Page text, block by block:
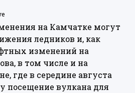
на Камчатке могут
ледников и, как
изменений на
в том числе и на
где в середине августа
посещение вулкана для